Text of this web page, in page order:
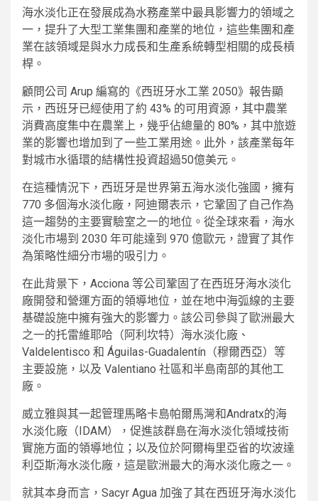
海水淡化正在發展成為水務產業中最具影響力的領域之
一，提升了大型工業集團和產業的地位，這些集團和產
業在該領域是與水力成長和生產系統轉型相關的成長槓
桿。
顧問公司 Arup 編寫的《西班牙水工業 2050》報告顯
示，西班牙已經使用了約 43% 的可用資源，其中農業
消費高度集中在農業上，幾乎佔總量的 80%，其中旅遊
業的影響也增加到了一些工業用途。此外，該產業每年
對城市水循環的結構性投資超過50億美元。
在這種情況下，西班牙是世界第五海水淡化強國，擁有
770 多個海水淡化廠，阿迪爾表示，它鞏固了自己作為
這一趨勢的主要實驗室之一的地位。從全球來看，海水
淡化市場到 2030 年可能達到 970 億歐元，證實了其作
為策略性細分市場的吸引力。
在此背景下，Acciona 等公司鞏固了在西班牙海水淡化
廠開發和營運方面的領導地位，並在地中海弧線的主要
基礎設施中擁有強大的影響力。該公司參與了歐洲最大
之一的托雷維耶哈（阿利坎特）海水淡化廠、
Valdelentisco 和 Águilas-Guadalentín（穆爾西亞）等
主要設施，以及 Valentiano 社區和半島南部的其他工
廠。
威立雅與其一起管理馬略卡島帕爾馬灣和Andratx的海
水淡化廠（IDAM），促進該群島在海水淡化領域技術
實施方面的領導地位；以及位於阿爾梅里亞省的坎波達
利亞斯海水淡化廠，這是歐洲最大的海水淡化廠之一。
就其本身而言，Sacyr Agua 加強了其在西班牙海水淡化